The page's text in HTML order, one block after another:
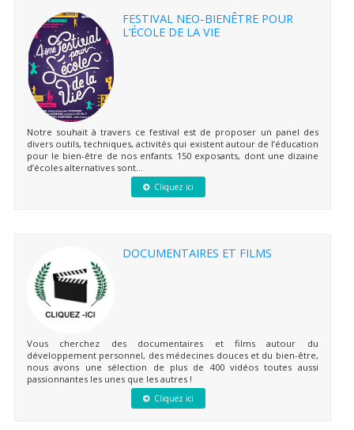
FESTIVAL NEO-BIENÊTRE POUR
L’ÉCOLE DE LA VIE
Notre souhait à travers ce festival est de proposer un panel des
divers outils, techniques, activités qui existent autour de l’éducation
pour le bien-être de nos enfants. 150 exposants, dont une dizaine
d’écoles alternatives sont...
Cliquez ici
DOCUMENTAIRES ET FILMS
Vous cherchez des documentaires et films autour du
développement personnel, des médecines douces et du bien-être,
nous avons une sélection de plus de 400 vidéos toutes aussi
passionnantes les unes que les autres !
Cliquez ici